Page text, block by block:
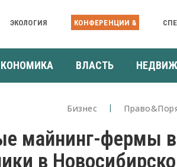
ЭКОЛОГИЯ КОНФЕРЕНЦИИ &
ВЛАСТЬ
Бизнес
майнинг-фермы
в